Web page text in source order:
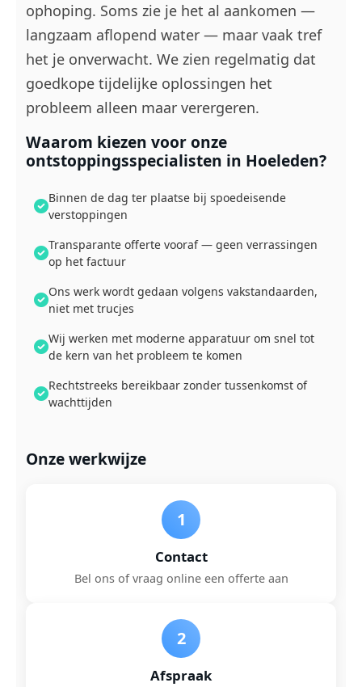
ophoping. Soms zie je het al aankomen —
langzaam aflopend water — maar vaak tref
het je onverwacht. We zien regelmatig dat
goedkope tijdelijke oplossingen het
probleem alleen maar verergeren.
Waarom kiezen voor onze
ontstoppingsspecialisten in Hoeleden?
Binnen de dag ter plaatse bij spoedeisende
verstoppingen
Transparante offerte vooraf — geen verrassingen
op het factuur
Ons werk wordt gedaan volgens vakstandaarden,
niet met trucjes
Wij werken met moderne apparatuur om snel tot
de kern van het probleem te komen
Rechtstreeks bereikbaar zonder tussenkomst of
wachttijden
Onze werkwijze
1
Contact
Bel ons of vraag online een offerte aan
2
Afspraak